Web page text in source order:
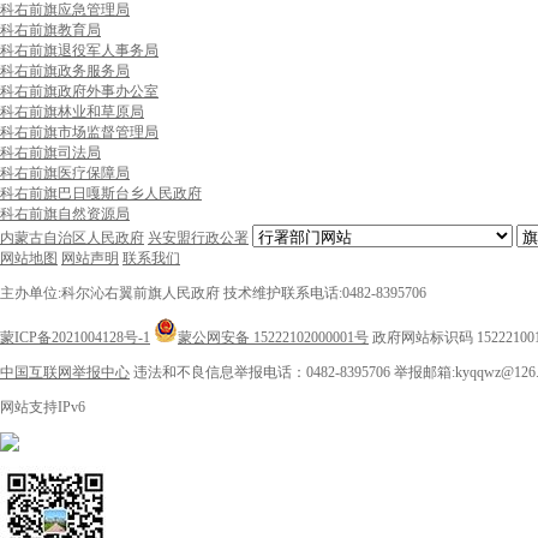
科右前旗应急管理局
科右前旗教育局
科右前旗退役军人事务局
科右前旗政务服务局
科右前旗政府外事办公室
科右前旗林业和草原局
科右前旗市场监督管理局
科右前旗司法局
科右前旗医疗保障局
科右前旗巴日嘎斯台乡人民政府
科右前旗自然资源局
内蒙古自治区人民政府 兴安盟行政公署
网站地图 网站声明 联系我们
主办单位:科尔沁右翼前旗人民政府 技术维护联系电话:0482-8395706
蒙ICP备2021004128号-1 蒙公网安备 15222102000001号 政府网站标识码
中国互联网举报中心 违法和不良信息举报电话：0482-8395706 举报邮箱
网站支持IPv6